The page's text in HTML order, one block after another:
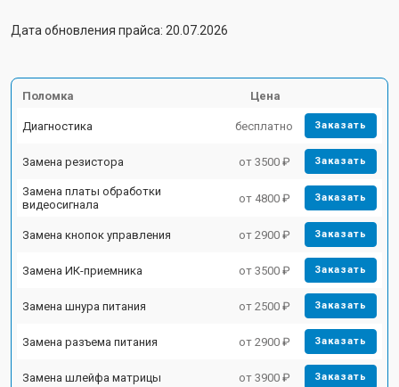
Дата обновления прайса: 20.07.2026
Поломка Цена
Диагностика бесплатно Заказать
Замена резистора от 3500 ₽ Заказать
Замена платы обработки
видеосигнала
от 4800 ₽ Заказать
Замена кнопок управления от 2900 ₽ Заказать
Замена ИК-приемника от 3500 ₽ Заказать
Замена шнура питания от 2500 ₽ Заказать
Замена разъема питания от 2900 ₽ Заказать
Замена шлейфа матрицы от 3900 ₽ Заказать